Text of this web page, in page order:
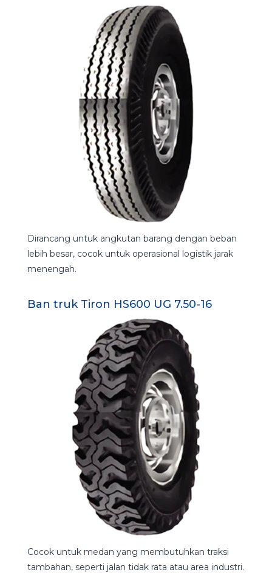
Dirancang untuk angkutan barang dengan beban
lebih besar, cocok untuk operasional logistik jarak
menengah.
Ban truk Tiron HS600 UG 7.50-16
Cocok untuk medan yang membutuhkan traksi
tambahan, seperti jalan tidak rata atau area industri.